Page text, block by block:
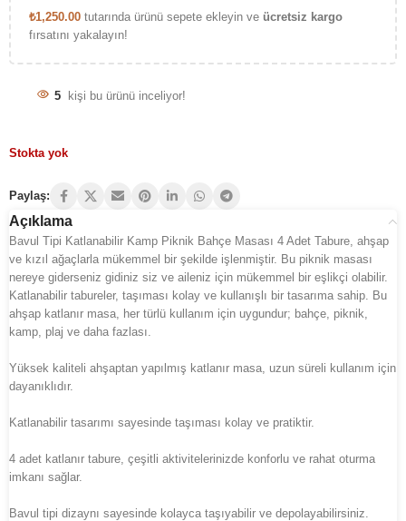
₺1,250.00 tutarında ürünü sepete ekleyin ve ücretsiz kargo
fırsatını yakalayın!
5 kişi bu ürünü inceliyor!
Stokta yok
Paylaş:
Açıklama
Bavul Tipi Katlanabilir Kamp Piknik Bahçe Masası 4 Adet Tabure, ahşap
ve kızıl ağaçlarla mükemmel bir şekilde işlenmiştir. Bu piknik masası
nereye giderseniz gidiniz siz ve aileniz için mükemmel bir eşlikçi olabilir.
Katlanabilir tabureler, taşıması kolay ve kullanışlı bir tasarıma sahip. Bu
ahşap katlanır masa, her türlü kullanım için uygundur; bahçe, piknik,
kamp, plaj ve daha fazlası.
Yüksek kaliteli ahşaptan yapılmış katlanır masa, uzun süreli kullanım için
dayanıklıdır.
Katlanabilir tasarımı sayesinde taşıması kolay ve pratiktir.
4 adet katlanır tabure, çeşitli aktivitelerinizde konforlu ve rahat oturma
imkanı sağlar.
Bavul tipi dizaynı sayesinde kolayca taşıyabilir ve depolayabilirsiniz.